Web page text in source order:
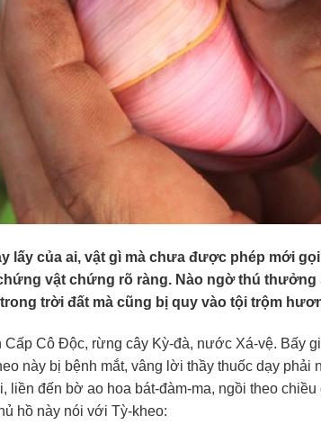
lấy của ai, vật gì mà chưa được phép mới
vật chứng rõ ràng. Nào ngờ thú thưởng
trời đất mà cũng bị quy vào tội trộm
Cô Độc, rừng cây Kỳ-đà, nước Xá-vệ. Bấy
này bị bệnh mắt, vâng lời thầy thuốc dạy phải
liền đến bờ ao hoa bát-đàm-ma, ngồi theo
hồ này nói với Tỳ-kheo: